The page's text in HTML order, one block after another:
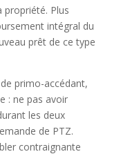
propriété. Plus
intégral du
prêt de ce type
primo-accédant,
: ne pas avoir
les deux
de PTZ.
contraignante